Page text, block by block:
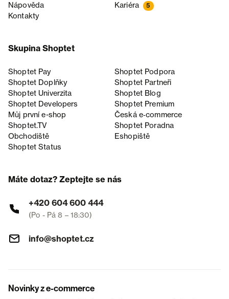
Nápověda
Kariéra 5
Kontakty
Skupina Shoptet
Shoptet Pay
Shoptet Podpora
Shoptet Doplňky
Shoptet Partneři
Shoptet Univerzita
Shoptet Blog
Shoptet Developers
Shoptet Premium
Můj první e-shop
Česká e‑commerce
Shoptet.TV
Shoptet Poradna
Obchodiště
Eshopiště
Shoptet Status
Máte dotaz? Zeptejte se nás
+420 604 600 444
(Po - Pá 8 – 18:30)
info@shoptet.cz
Novinky z e-commerce